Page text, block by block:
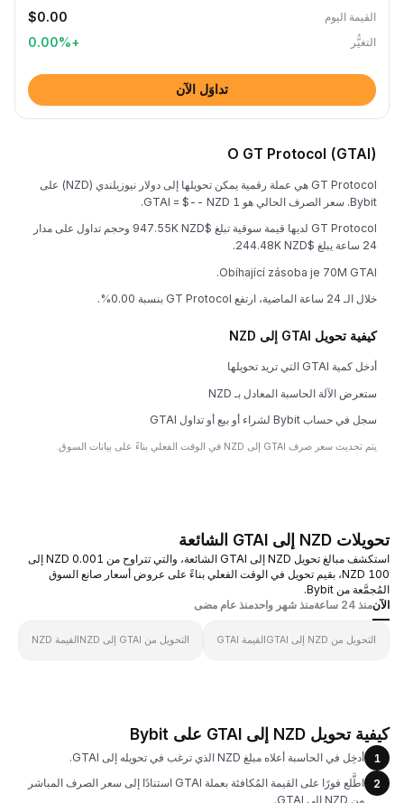
القيمة اليوم $0.00
التغيُّر +
0.00%
تداوَل الآن
O GT Protocol (GTAI)
GT Protocol هي عملة رقمية يمكن تحويلها إلى دولار نيوزيلندي (NZD) على
Bybit. سعر الصرف الحالي هو 1 GTAI = $-- NZD.
GT Protocol لديها قيمة سوقية تبلغ $947.55K NZD وحجم تداول على مدار
24 ساعة يبلغ $244.48K NZD.
Obíhající zásoba je 70M GTAI.
خلال الـ 24 ساعة الماضية، ارتفع GT Protocol بنسبة 0.00%.
كيفية تحويل GTAI إلى NZD
أدخل كمية GTAI التي تريد تحويلها
ستعرض الآلة الحاسبة المعادل بـ NZD
سجل في حساب Bybit لشراء أو بيع أو تداول GTAI
يتم تحديث سعر صرف GTAI إلى NZD في الوقت الفعلي بناءً على بيانات السوق.
تحويلات NZD إلى GTAI الشائعة
استكشف مبالغ تحويل NZD إلى GTAI الشائعة، والتي تتراوح من 0.001 NZD إلى
100 NZD، بقيم تحويل في الوقت الفعلي بناءً على عروض أسعار صانع السوق
المُجمَّعة من Bybit.
الآنمنذ 24 ساعة منذ شهر واحدمنذ عام مضى
التحويل من NZD إلى GTAI القيمة GTAI التحويل من GTAI إلى NZD القيمة NZD
كيفية تحويل NZD إلى GTAI على Bybit
1
أدخِل في الحاسبة أعلاه مبلغ NZD الذي ترغب في تحويله إلى GTAI.
2
اطَّلع فورًا على القيمة المُكافئة بعملة GTAI استنادًا إلى سعر الصرف المباشر
من NZD إلى GTAI.